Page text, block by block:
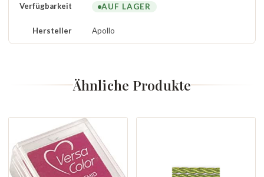
Verfügbarkeit AUF LAGER
Hersteller Apollo
Ähnliche Produkte